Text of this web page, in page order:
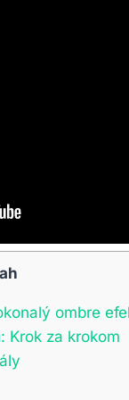
ombre
Krok za krokom